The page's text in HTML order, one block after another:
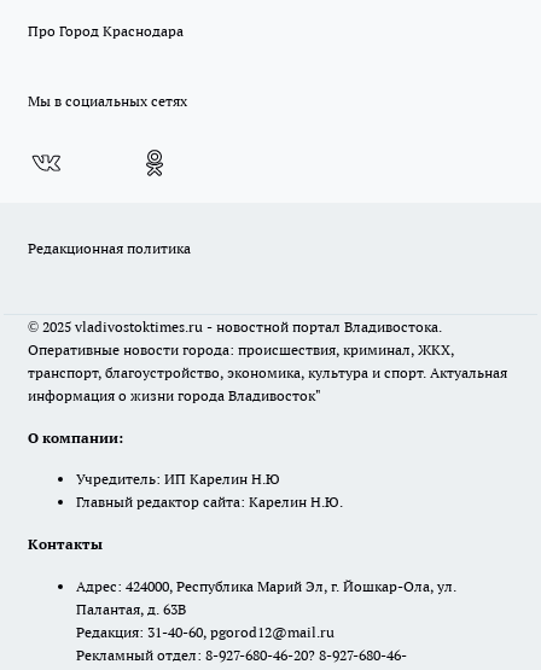
Про Город Краснодара
Мы в социальных сетях
Редакционная политика
© 2025 vladivostoktimes.ru - новостной портал Владивостока.
Оперативные новости города: происшествия, криминал, ЖКХ,
транспорт, благоустройство, экономика, культура и спорт. Актуальная
информация о жизни города Владивосток"
О компании:
Учредитель: ИП Карелин Н.Ю
Главный редактор сайта: Карелин Н.Ю.
Контакты
Адрес: 424000, Республика Марий Эл, г. Йошкар-Ола, ул.
Палантая, д. 63В
Редакция: 31-40-60, pgorod12@mail.ru
Рекламный отдел: 8-927-680-46-20? 8-927-680-46-